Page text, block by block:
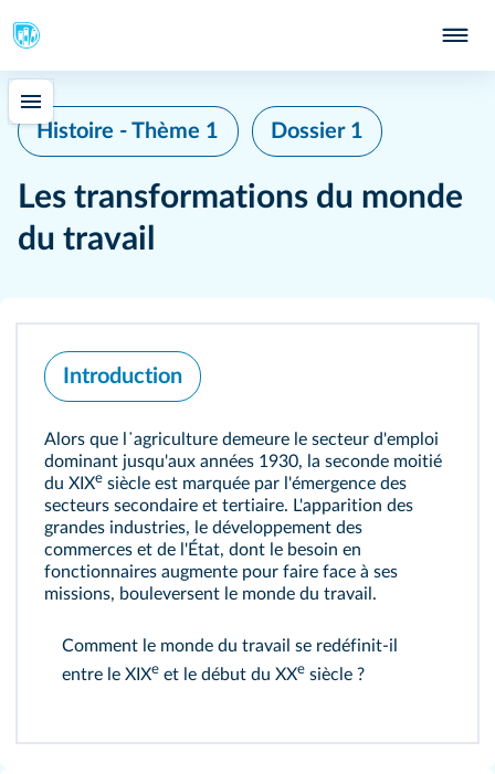
Histoire - Thème 1 Dossier 1
Les transformations du monde
du travail
Introduction
Alors que l᾽agriculture demeure le secteur d'emploi
dominant jusqu'aux années 1930, la seconde moitié
du XIXe siècle est marquée par l'émergence des
secteurs secondaire et tertiaire. L'apparition des
grandes industries, le développement des
commerces et de l'État, dont le besoin en
fonctionnaires augmente pour faire face à ses
missions, bouleversent le monde du travail.
Comment le monde du travail se redéfinit‑il
entre le XIXe et le début du XXe siècle ?